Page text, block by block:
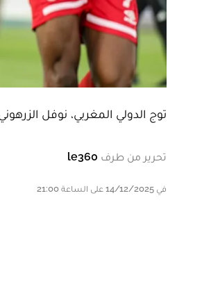
توج الدولي المغربي، نوفل
تحرير من طرف le360
في 14/12/2025 على الساعة 21:00